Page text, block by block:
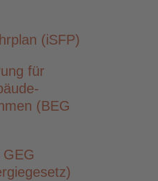
(iSFP)
für
(BEG